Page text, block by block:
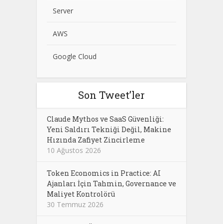
Server
AWS
Google Cloud
Son Tweet’ler
Claude Mythos ve SaaS Güvenliği:
Yeni Saldırı Tekniği Değil, Makine
Hızında Zafiyet Zincirleme
10 Ağustos 2026
Token Economics in Practice: AI
Ajanları İçin Tahmin, Governance ve
Maliyet Kontrolörü
30 Temmuz 2026